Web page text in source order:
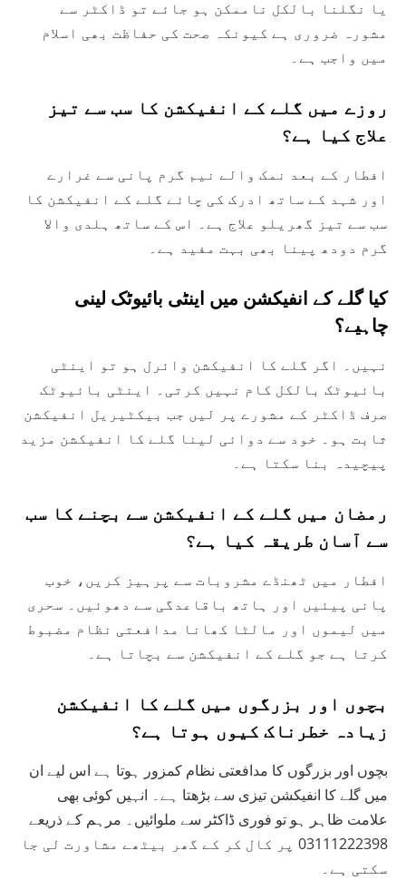
یا نگلنا بالکل ناممکن ہو جائے تو ڈاکٹر سے
مشورہ ضروری ہے کیونکہ صحت کی حفاظت بھی اسلام
میں واجب ہے۔
روزے میں گلے کے انفیکشن کا سب سے تیز
علاج کیا ہے؟
افطار کے بعد نمک والے نیم گرم پانی سے غرارے
اور شہد کے ساتھ ادرک کی چائے گلے کے انفیکشن کا
سب سے تیز گھریلو علاج ہے۔ اس کے ساتھ ہلدی والا
گرم دودھ پینا بھی بہت مفید ہے۔
کیا گلے کے انفیکشن میں اینٹی بائیوٹک لینی
چاہیے؟
نہیں۔ اگر گلے کا انفیکشن وائرل ہو تو اینٹی
بائیوٹک بالکل کام نہیں کرتی۔ اینٹی بائیوٹک
صرف ڈاکٹر کے مشورے پر لیں جب بیکٹیریل انفیکشن
ثابت ہو۔ خود سے دوائی لینا گلے کا انفیکشن مزید
پیچیدہ بنا سکتا ہے۔
رمضان میں گلے کے انفیکشن سے بچنے کا سب
سے آسان طریقہ کیا ہے؟
افطار میں ٹھنڈے مشروبات سے پرہیز کریں، خوب
پانی پیئیں اور ہاتھ باقاعدگی سے دھوئیں۔ سحری
میں لیموں اور مالٹا کھانا مدافعتی نظام مضبوط
کرتا ہے جو گلے کے انفیکشن سے بچاتا ہے۔
بچوں اور بزرگوں میں گلے کا انفیکشن
زیادہ خطرناک کیوں ہوتا ہے؟
بچوں اور بزرگوں کا مدافعتی نظام کمزور ہوتا ہے اس لیے ان
میں گلے کا انفیکشن تیزی سے بڑھتا ہے۔ انہیں کوئی بھی
علامت ظاہر ہو تو فوری ڈاکٹر سے ملوائیں۔ مرہم کے ذریعے
03111222398 پر کال کر کے گھر بیٹھے مشاورت لی جا
سکتی ہے۔